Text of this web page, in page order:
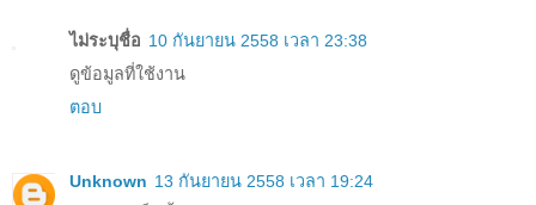
ไม่ระบุชื่อ 10 กันยายน 2558 เวลา 23:38
ดูข้อมูลที่ใช้งาน
ตอบ
Unknown 13 กันยายน 2558 เวลา 19:24